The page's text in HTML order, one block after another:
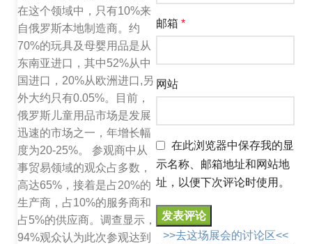
在这个领域中，只有10%来
自俄罗斯本地制造商。约
70%的玩具及母婴用品是从
东南亚进口，其中52%从中
国进口，20%从欧洲进口,另
外大约只有0.05%。目前，
俄罗斯儿童用品市场是发展
迅速的市场之一，年增长幅
度为20-25%。 参观商中从
事贸易领域的观众占多数，
高达65%，接着是占20%的
生产商，占10%的服务商和
占5%的供应商。调查显示，
94%观众认为此次参观达到
邮箱 *
网站
在此浏览器中保存我的显
示名称、邮箱地址和网站地
址，以便下次评论时使用。
>>去这场展会的讨论区<<